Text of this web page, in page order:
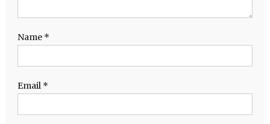
Name *
Email *